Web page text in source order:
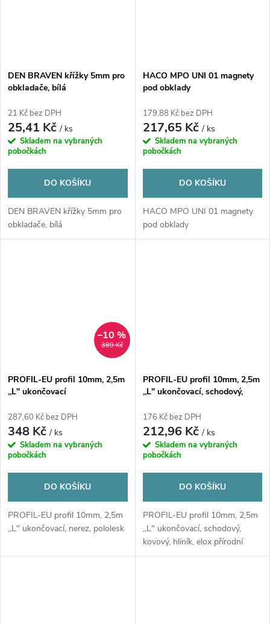
DEN BRAVEN křížky 5mm pro
obkladače, bílá
21 Kč bez DPH
25,41 Kč/ ks
Skladem na vybraných
pobočkách
DO KOŠÍKU
DEN BRAVEN křížky 5mm pro
obkladače, bílá
HACO MPO UNI 01 magnety
pod obklady
179,88 Kč bez DPH
217,65 Kč/ ks
Skladem na vybraných
pobočkách
DO KOŠÍKU
HACO MPO UNI 01 magnety
pod obklady
389 Kč
–10 %
PROFIL-EU profil 10mm, 2,5m
,,L" ukončovací
287,60 Kč bez DPH
348 Kč/ ks
Skladem na vybraných
pobočkách
DO KOŠÍKU
PROFIL-EU profil 10mm, 2,5m
,,L" ukončovací, nerez, pololesk
PROFIL-EU profil 10mm, 2,5m
,,L" ukončovací, schodový,
176 Kč bez DPH
212,96 Kč/ ks
Skladem na vybraných
pobočkách
DO KOŠÍKU
PROFIL-EU profil 10mm, 2,5m
,,L" ukončovací, schodový,
kovový, hliník, elox přírodní